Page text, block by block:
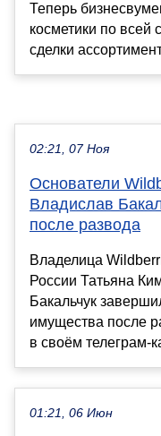
Теперь
косметики по всей
сделки
02:21, 07 Ноя
Основатели
Владислав
после развода
Владелица
России Татьяна
Бакальчук
имущества после
в своём телеграм-
01:21, 06 Июн